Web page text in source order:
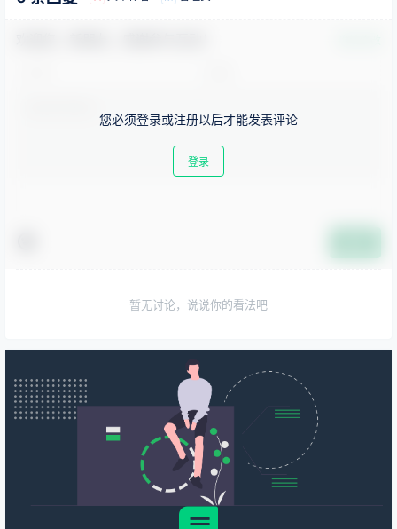
您必须登录或注册以后才能发表评论
登录
暂无讨论，说说你的看法吧